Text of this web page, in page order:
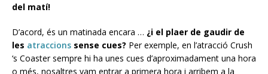
del matí!
D’acord, és un matinada encara … ¿i el plaer de gaudir de
les atraccions sense cues? Per exemple, en l’atracció Crush
‘s Coaster sempre hi ha unes cues d’aproximadament una hora
o més, nosaltres vam entrar a primera hora i arribem a la